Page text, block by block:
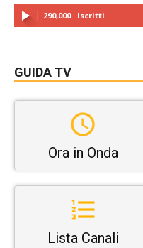
290,000 Iscritti
GUIDA TV
Ora in Onda
Lista Canali